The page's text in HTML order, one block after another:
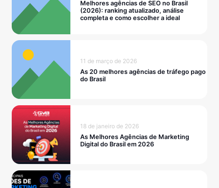
Melhores agências de SEO no Brasil
(2026): ranking atualizado, análise
completa e como escolher a ideal
11 de março de 2026
As 20 melhores agências de tráfego pago
do Brasil
18 de janeiro de 2026
As Melhores Agências de Marketing
Digital do Brasil em 2026